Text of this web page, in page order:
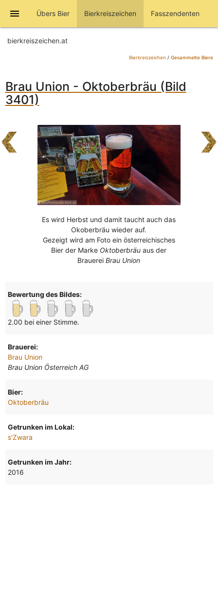
menu Übers Bier Bierkreiszeichen Fasszendenten
bierkreiszeichen.at
Bierkreiszeichen / Gesammelte Biere
Brau Union - Oktoberbräu (Bild
3401)
Es wird Herbst und damit taucht auch das
Okoberbräu wieder auf.
Gezeigt wird am Foto ein österreichisches
Bier der Marke Oktoberbräu aus der
BrauereiBrau Union
Bewertung des Bildes:
2.00 bei einer Stimme.
Brauerei:
Brau Union
Brau Union Österreich AG
Bier:
Oktoberbräu
Getrunken im Lokal:
s'Zwara
Getrunken im Jahr:
2016